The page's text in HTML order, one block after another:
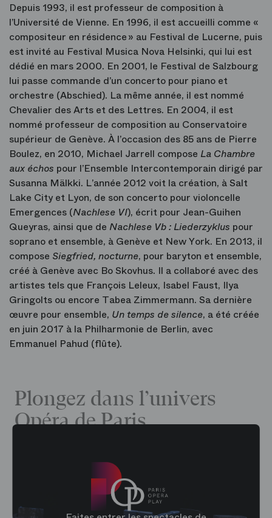
Depuis 1993, il est professeur de composition à
l’Université de Vienne. En 1996, il est accueilli comme «
compositeur en résidence » au Festival de Lucerne, puis
est invité au Festival Musica Nova Helsinki, qui lui est
dédié en mars 2000. En 2001, le Festival de Salzbourg
lui passe commande d’un concerto pour piano et
orchestre (Abschied). La même année, il est nommé
Chevalier des Arts et des Lettres. En 2004, il est
nommé professeur de composition au Conservatoire
supérieur de Genève. À l’occasion des 85 ans de Pierre
Boulez, en 2010, Michael Jarrell compose La Chambre
aux échos pour l’Ensemble Intercontemporain dirigé par
Susanna Mälkki. L’année 2012 voit la création, à Salt
Lake City et Lyon, de son concerto pour violoncelle
Emergences (Nachlese VI), écrit pour Jean-Guihen
Queyras, ainsi que de Nachlese Vb : Liederzyklus pour
soprano et ensemble, à Genève et New York. En 2013, il
compose Siegfried, nocturne, pour baryton et ensemble,
créé à Genève avec Bo Skovhus. Il a collaboré avec des
artistes tels que François Leleux, Isabel Faust, Ilya
Gringolts ou encore Tabea Zimmermann. Sa dernière
œuvre pour ensemble, Un temps de silence, a été créée
en juin 2017 à la Philharmonie de Berlin, avec
Emmanuel Pahud (flûte).
Plongez dans l’univers
Opéra de Paris